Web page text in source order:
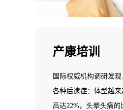
产康培训
国际权威机构调研发
各种后遗症：体型越
高达22%，头晕头痛的